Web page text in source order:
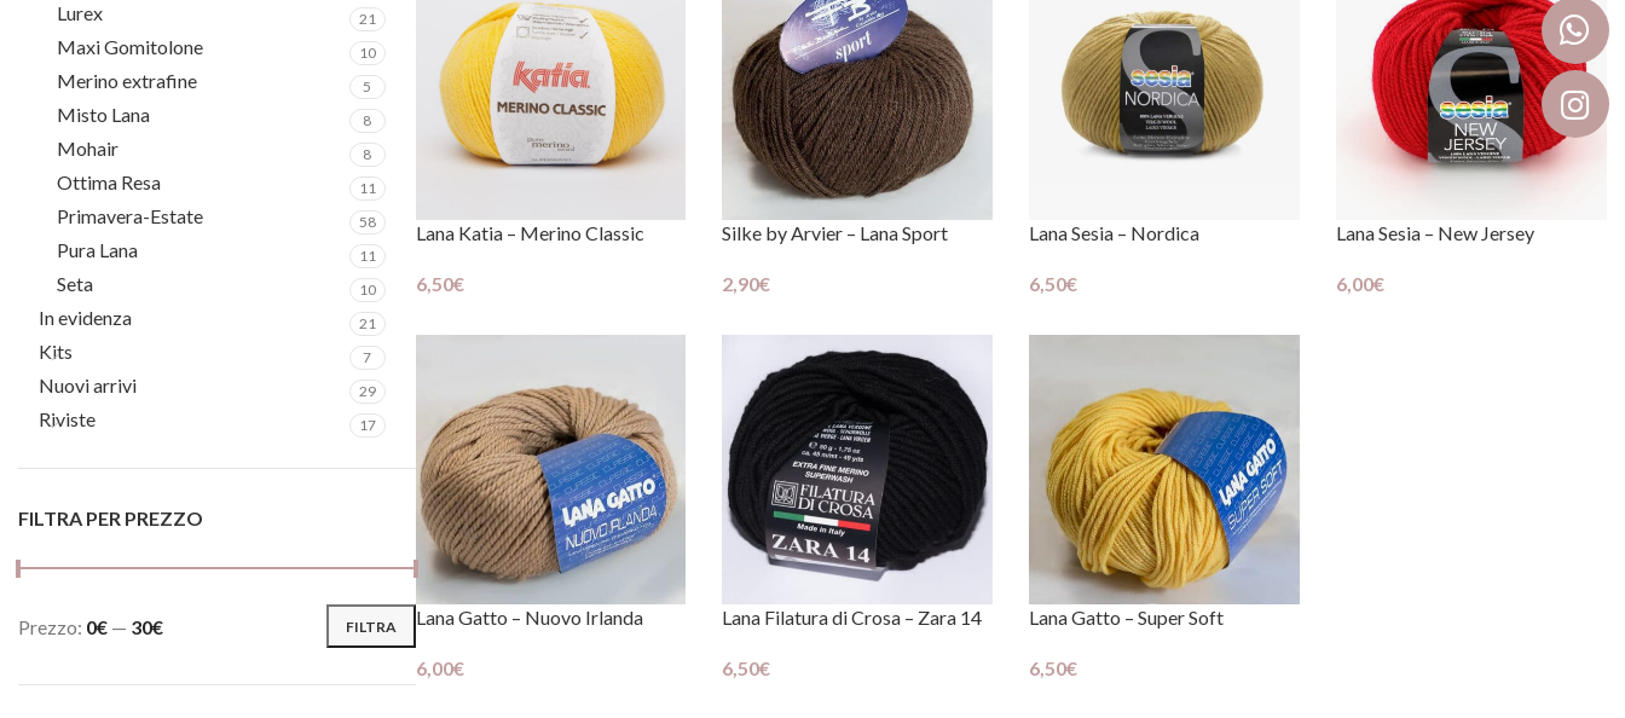
Cosa aspetti?
Iscriviti alla
newsletter
Ogni mese tante novità e promozioni pensate
appositamente per te
Cliccando sul pulsante "iscrivimi" accetti la Privacy
Lurex 21
Maxi Gomitolone 10
Merino extrafine 5
Misto Lana 8
Mohair 8
Ottima Resa 11
Primavera-Estate 58
Pura Lana 11
Seta 10
In evidenza 21
Kits 7
Nuovi arrivi 29
Riviste 17
FILTRA PER PREZZO
FILTRA
Prezzo: 0€ — 30€
Lana Katia – Merino Classic
6,50€
Silke by Arvier – Lana Sport
2,90€
Lana Sesia – Nordica
6,50€
Lana Sesia – New Jersey
6,00€
Lana Gatto – Nuovo Irlanda
6,00€
Lana Filatura di Crosa – Zara 14
6,50€
Lana Gatto – Super Soft
6,50€